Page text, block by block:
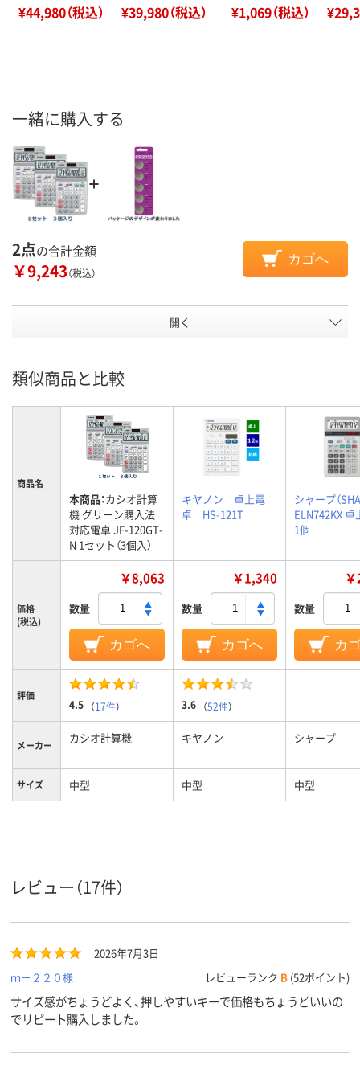
¥44,980（税込） ¥39,980（税込） ¥1,069（税込）
一緒に購入する
2点の合計金額
￥9,243（税込）
カゴへ
開く
類似商品と比較
商品名
本商品：カシオ計算
機 グリーン購入法
対応電卓 JF-120GT-
N 1セット（3個入）
キヤノン 卓上電
卓 HS-121T
シャープ（
ELN742KX 卓
1個
価格
(税込)
￥8,063
数量
カゴへ
￥1,340
数量
カゴへ
数量
カ
評価
4.5 （17件） 3.6 （52件）
メーカー カシオ計算機 キヤノン シャープ
サイズ 中型 中型 中型
レビュー（17件）
2026年7月3日
ｍ－２２０様
レビューランク B (52ポイント)
サイズ感がちょうどよく、押しやすいキーで価格もちょうどいいの
でリピート購入しました。